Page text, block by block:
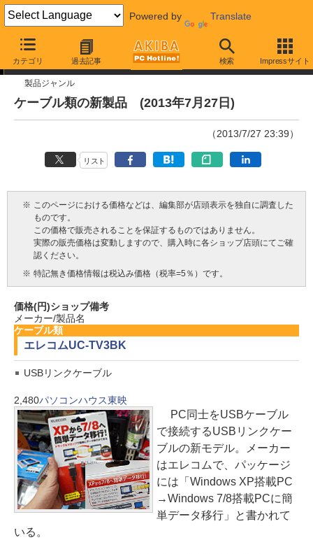
Powered by Translate
カテゴリ 過去記事 検索 Impressサイト
今週見つけた新製品
製品ジャンル
ケーブル類の新製品 (2013年7月27日)
（2013/7/27 23:39）
リスト
※ このページにおける価格などは、編集部が店頭表示を独自に調査した
ものです。
この価格で販売されることを保証するものではありません。
実際の販売価格は変動しますので、購入時に各ショップ店頭にてご確
認ください。
※ 特記無き価格情報は税込み価格（税率=5％）です。
価格(円)ショップ備考
メーカー/製品名
ケーブル類
エレコムUC-TV3BK
USBリンクケーブル
2,480パソコンハウス東映
PC同士をUSBケーブル
で接続するUSBリンクケー
ブルの新モデル。メーカー
はエレコムで、パッケージ
には「Windows XP搭載PC
→Windows 7/8搭載PCに簡
単データ移行」と書かれて
いる。